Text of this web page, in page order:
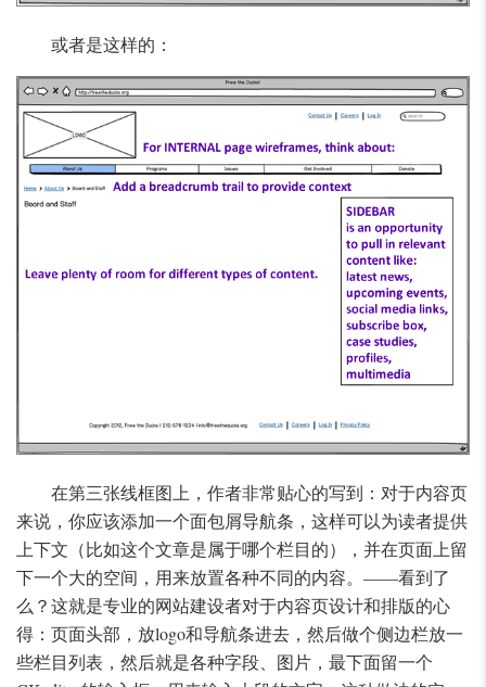
或者是这样的：
在第三张线框图上，作者非常贴心的写到：对于内容页
来说，你应该添加一个面包屑导航条，这样可以为读者提供
上下文（比如这个文章是属于哪个栏目的），并在页面上留
下一个大的空间，用来放置各种不同的内容。——看到了
么？这就是专业的网站建设者对于内容页设计和排版的心
得：页面头部，放logo和导航条进去，然后做个侧边栏放一
些栏目列表，然后就是各种字段、图片，最下面留一个